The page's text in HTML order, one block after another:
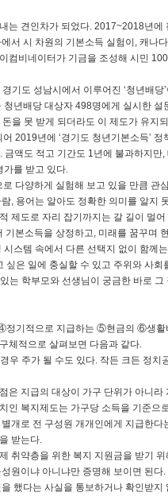
는 견인차가 되었다. 2017~2018년
서 시 차원의 기본소득 실험이, 캐나
컴비네이터가 기금을 조성해 시민
기도 성남시에서 이루어진 ‘청년배
년배당 대상자 498명에게 실시한 설
을 못 받게 되더라도 이 제도가 유지
2019년에 ‘경기도 청년기본소득’
액도 적고 기간도 1년에 불과하지만
가를 받고 있다.
다양하게 실험해 보고 있을 만큼 관
, 용어는 알아도 정확한 의미를 알지
제도로 자리 잡기까지는 갈 길이 멀
본소득을 상정하고, 미래를 꿈꾸며
스템 속에서 다른 선택지 없이 함께
은 일에 충실할 수 있고 주위와 사
는 학부모와 선생님이 궁금한 바로
기적으로 지급하는 ⑤현금의 ⑥생활
체적으로 살펴보면 다음과 같다.
주가 될 수도 있다. 작든 크든 정치
지급의 대상이 가구 단위가 아니라
인 복지제도는 가구당 소득을 기준으
개로 전 구성원 개개인에게 지급한
받는다.
취약층을 위한 복지 지원금을 받기
원이냐 아니냐만 증명해 보이면 된
했다는 사실을 통보하거나 확인받